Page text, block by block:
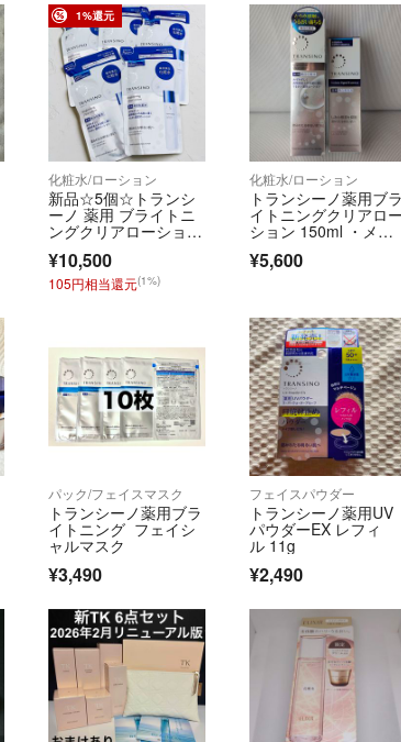
当方
間頂
説明
トに変
不着
口か
破損
集荷
常以
追跡
購入
価格は
在宅
時間を
業者
に記
当方
1%還元
化粧水/ローション
新品☆5個☆トランシ
ーノ 薬用 ブライトニ
ングクリアローショ
¥10,500
105円相当還元(1%)
化粧水/ローション
トランシーノ薬用ブラ
イトニングクリアロー
ション 150ml ・メラ
ス 30g
¥5,600
パック/フェイスマスク
トランシーノ薬用ブラ
イトニング フェイシ
ャルマスク
¥3,490
フェイスパウダー
トランシーノ薬用UV
パウダーEX レフィ
ル 11g
¥2,490